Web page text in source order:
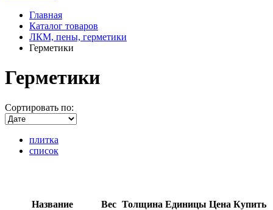
Главная
Каталог товаров
ЛКМ, пены, герметики
Герметики
Герметики
Сортировать по:
плитка
список
Название Вес Толщина Единицы Цена Купить